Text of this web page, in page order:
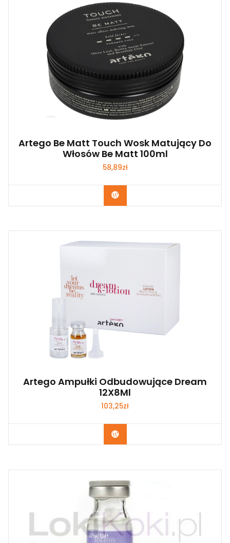
Artego Be Matt Touch Wosk Matujący Do
Włosów Be Matt 100ml
58,89zł
Zobacz
Artego Ampułki Odbudowujące Dream
12X8Ml
103,25zł
Zobacz